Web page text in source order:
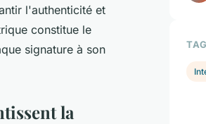
l'authenticité et
constitue le
signature à son
la